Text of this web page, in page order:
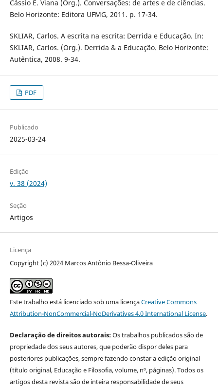
Cássio E. Viana (Org.). Conversações: de artes e de ciências.
Belo Horizonte: Editora UFMG, 2011. p. 17-34.
SKLIAR, Carlos. A escrita na escrita: Derrida e Educação. In:
SKLIAR, Carlos. (Org.). Derrida & a Educação. Belo Horizonte:
Autêntica, 2008. 9-34.
PDF
Publicado
2025-03-24
Edição
v. 38 (2024)
Seção
Artigos
Licença
Copyright (c) 2024 Marcos Antônio Bessa-Oliveira
Este trabalho está licenciado sob uma licençaCreative Commons
Attribution-NonCommercial-NoDerivatives 4.0 International License.
Declaração de direitos autorais:Os trabalhos publicados são de
propriedade dos seus autores, que poderão dispor deles para
posteriores publicações, sempre fazendo constar a edição original
(título original, Educação e Filosofia, volume, nº, páginas). Todos os
artigos desta revista são de inteira responsabilidade de seus